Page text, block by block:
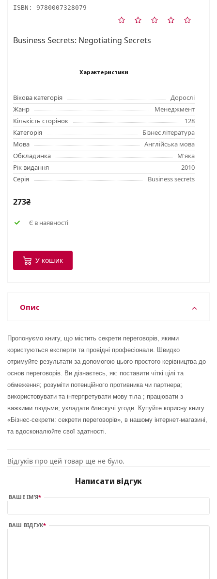
ISBN: 9780007328079
Business Secrets: Negotiating Secrets
Характеристики
Вікова категорія
Дорослі
Жанр
Менеджмент
Кількість сторінок
128
Категорія
Бізнес література
Мова
Англійська мова
Обкладинка
М'яка
Рік видання
2010
Серія
Business secrets
273₴
Є в наявності
У кошик
Опис
Пропонуємо книгу, що містить секрети переговорів, якими
користуються експерти та провідні професіонали. Швидко
отримуйте результати за допомогою цього простого керівництва до
основ переговорів. Ви дізнаєтесь, як: поставити чіткі цілі та
обмеження; розуміти потенційного противника чи партнера;
використовувати та інтерпретувати мову тіла ; працювати з
важкими людьми; укладати блискучі угоди. Купуйте корисну книгу
«Бізнес-секрети: секрети переговорів», в нашому інтернет-магазині,
та вдосконалюйте свої здатності.
Відгуків про цей товар ще не було.
Написати відгук
ВАШЕ ІМ’Я
ВАШ ВІДГУК